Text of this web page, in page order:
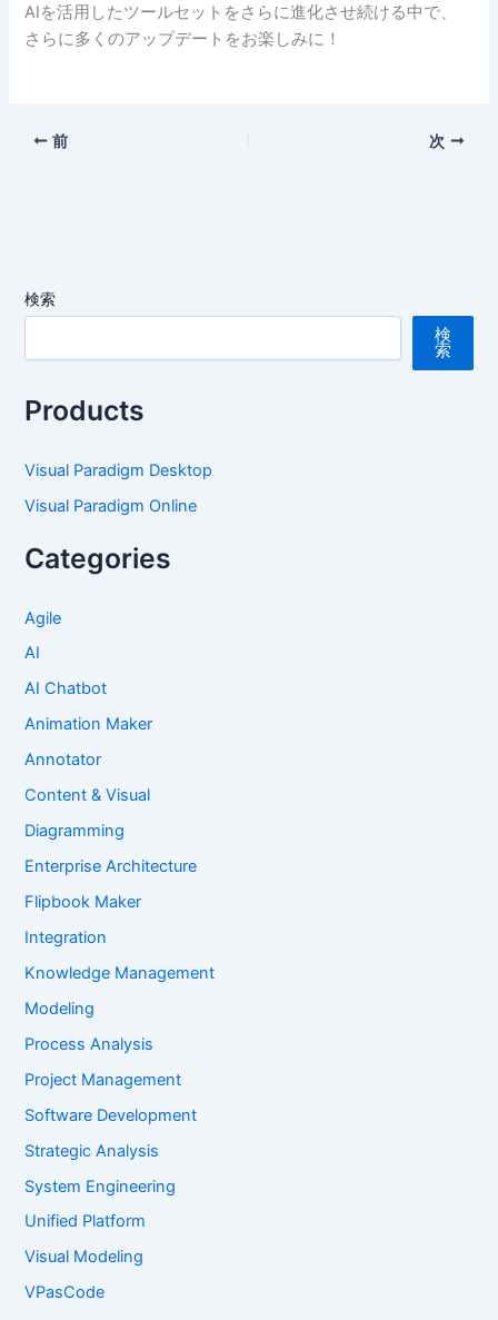
AIを活用したツールセットをさらに進化させ続ける中で、
さらに多くのアップデートをお楽しみに！
前 次
検索
検
索
Products
Visual Paradigm Desktop
Visual Paradigm Online
Categories
Agile
AI
AI Chatbot
Animation Maker
Annotator
Content & Visual
Diagramming
Enterprise Architecture
Flipbook Maker
Integration
Knowledge Management
Modeling
Process Analysis
Project Management
Software Development
Strategic Analysis
System Engineering
Unified Platform
Visual Modeling
VPasCode